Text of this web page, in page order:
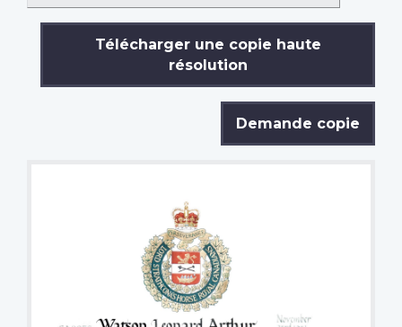
Télécharger une copie haute
résolution
Demande copie